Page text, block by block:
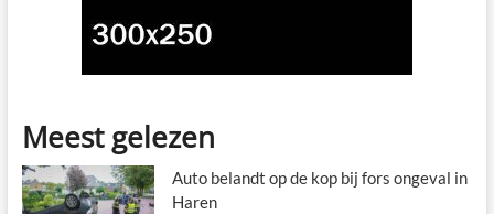
Meest gelezen
Auto belandt op de kop bij fors ongeval in
Haren